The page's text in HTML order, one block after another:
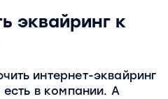
эквайринг к
интернет-эквайринг
в компании. А